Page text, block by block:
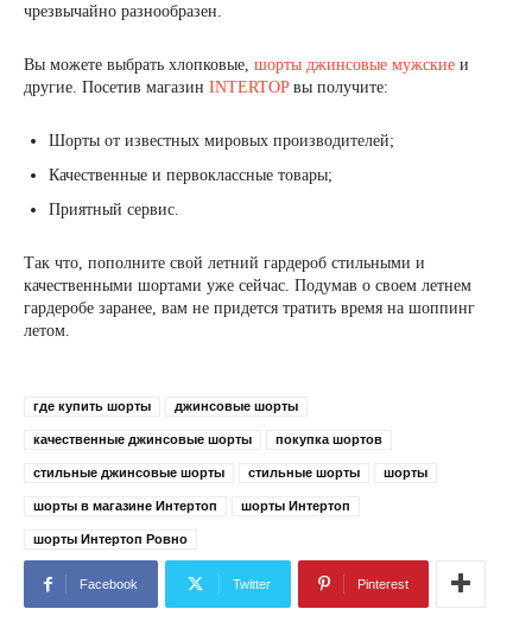
чрезвычайно разнообразен.
Вы можете выбрать хлопковые, шорты джинсовые мужские и
другие. Посетив магазин INTERTOPвы получите:
Шорты от известных мировых производителей;
Качественные и первоклассные товары;
Приятный сервис.
Так что, пополните свой летний гардероб стильными и
качественными шортами уже сейчас. Подумав о своем летнем
гардеробе заранее, вам не придется тратить время на шоппинг
летом.
где купить шорты джинсовые шорты
качественные джинсовые шорты покупка шортов
стильные джинсовые шорты стильные шорты шорты
шорты в магазине Интертоп шорты Интертоп
шорты Интертоп Ровно
Facebook Twitter Pinterest